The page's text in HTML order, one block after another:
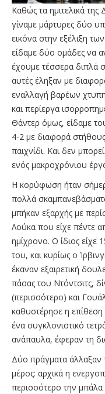
Καθώς τα ημιτελικά
γίναμε μάρτυρες δύο
εικόνα στην εξέλιξη
είδαμε δύο ομάδες να
έχουμε τέσσερα διπλά
αυτές έληξαν με
εναλλαγή βαρέων
και περίεργα
Θάντερ όμως, είδαμε
4-2 με διαφορά
παιχνίδι. Και δεν
ενός μακροχρόνιου
Η κορύφωση ήταν
πολλά
μπήκαν εξαρχής με
Λούκα που είχε πέντε
ημίχρονο. Ο ίδιος είχε
του, και κυρίως ο
έκαναν εξαιρετική
πάσας του Ντόντσιτς,
(περισσότερο) και
καθυστέρησε η
ένα συγκλονιστικό
ανάπαυλα, έφεραν τη
Δύο πράγματα άλλαξαν
μέρος: αρχικά η
περισσότερο την μπάλα